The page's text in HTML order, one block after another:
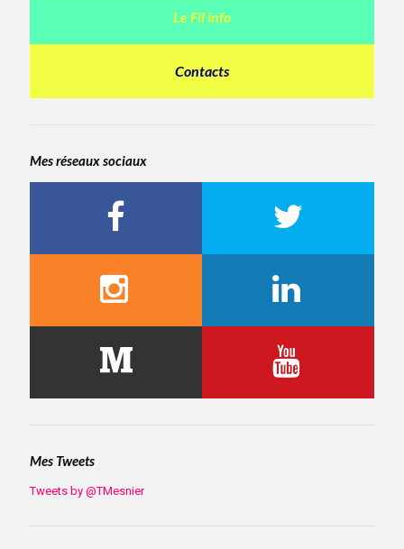
Le Fil info
Contacts
Mes réseaux sociaux
Mes Tweets
Tweets by @TMesnier